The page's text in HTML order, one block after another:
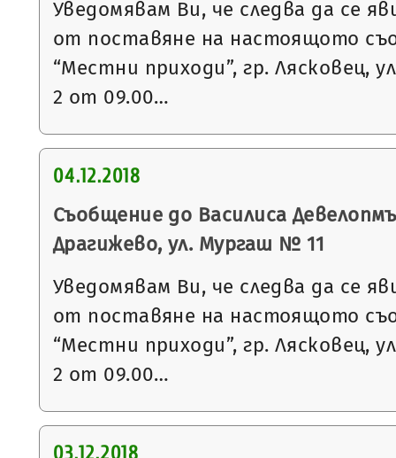
Уведомявам Ви, че следва да се
от поставяне на настоящото
“Местни приходи”, гр. Лясковец,
2 от 09.00…
04.12.2018
Съобщение до Василиса
Драгижево, ул. Мургаш № 11
Уведомявам Ви, че следва да се
от поставяне на настоящото
“Местни приходи”, гр. Лясковец,
2 от 09.00…